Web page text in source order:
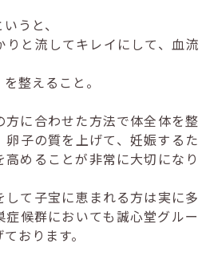
うと、
りと流してキレイにして、血流
整えること。
方に合わせた方法で体全体を整
子の質を上げて、妊娠するた
めることが非常に大切になり
て子宝に恵まれる方は実に多
候群においても誠心堂グルー
おります。